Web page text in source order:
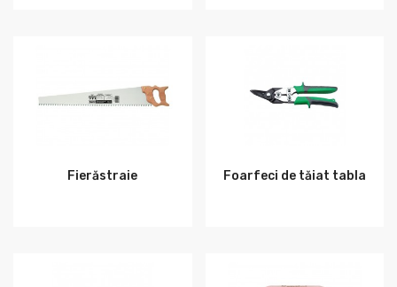
Fierăstraie Foarfeci de tăiat tabla